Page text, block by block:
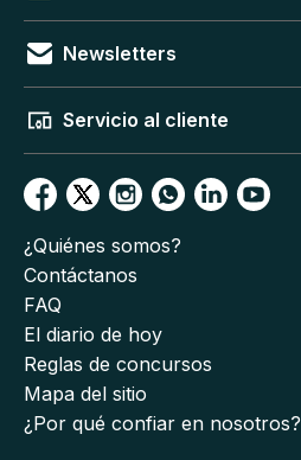
Newsletters
Servicio al cliente
¿Quiénes somos?
Contáctanos
FAQ
El diario de hoy
Reglas de concursos
Mapa del sitio
¿Por qué confiar en nosotros?